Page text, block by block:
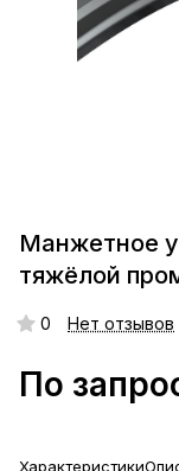
Манжетное
тяжёлой
0 Нет отзывов
По
Характеристики